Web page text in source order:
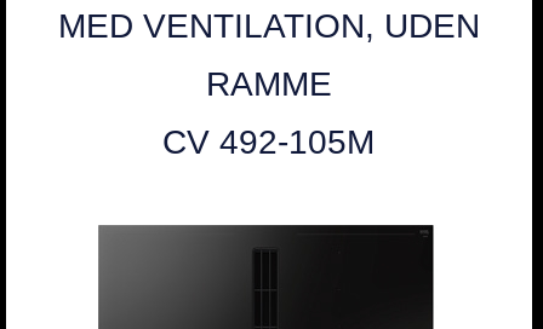
MED VENTILATION, UDEN
RAMME
CV 492-105M